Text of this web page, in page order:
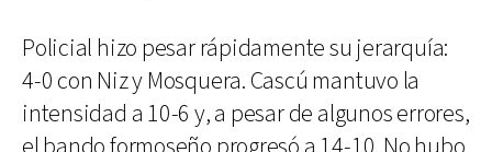
Policial hizo pesar rápidamente su jerarquía:
4-0 con Niz y Mosquera. Cascú mantuvo la
intensidad a 10-6 y, a pesar de algunos errores,